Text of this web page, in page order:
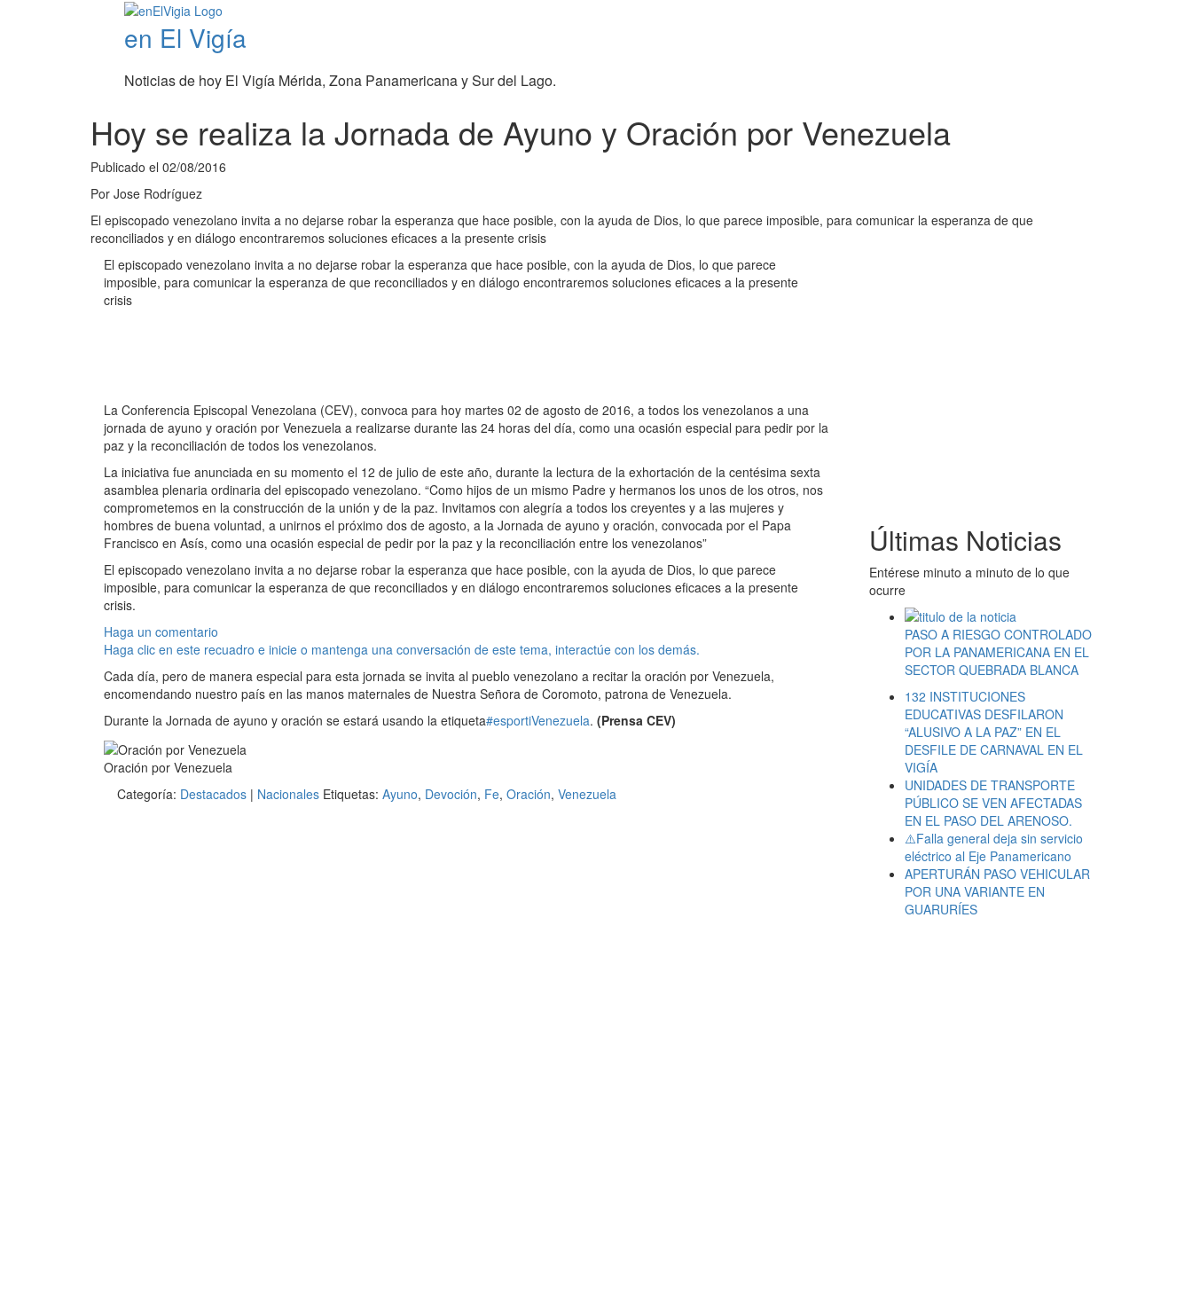
en El Vigía
Noticias de hoy El Vigía Mérida, Zona Panamericana y Sur del Lago.
Hoy se realiza la Jornada de Ayuno y Oración por Venezuela
Publicado el 02/08/2016
Por Jose Rodríguez
El episcopado venezolano invita a no dejarse robar la esperanza que hace posible, con la ayuda de Dios, lo que parece imposible, para comunicar la esperanza de que
reconciliados y en diálogo encontraremos soluciones eficaces a la presente crisis
El episcopado venezolano invita a no dejarse robar la esperanza que hace posible, con la ayuda de Dios, lo que parece
imposible, para comunicar la esperanza de que reconciliados y en diálogo encontraremos soluciones eficaces a la presente
crisis
La Conferencia Episcopal Venezolana (CEV), convoca para hoy martes 02 de agosto de 2016, a todos los venezolanos a una
jornada de ayuno y oración por Venezuela a realizarse durante las 24 horas del día, como una ocasión especial para pedir por la
paz y la reconciliación de todos los venezolanos.
La iniciativa fue anunciada en su momento el 12 de julio de este año, durante la lectura de la exhortación de la centésima sexta
asamblea plenaria ordinaria del episcopado venezolano. “Como hijos de un mismo Padre y hermanos los unos de los otros, nos
comprometemos en la construcción de la unión y de la paz. Invitamos con alegría a todos los creyentes y a las mujeres y
hombres de buena voluntad, a unirnos el próximo dos de agosto, a la Jornada de ayuno y oración, convocada por el Papa
Francisco en Asís, como una ocasión especial de pedir por la paz y la reconciliación entre los venezolanos”
El episcopado venezolano invita a no dejarse robar la esperanza que hace posible, con la ayuda de Dios, lo que parece
imposible, para comunicar la esperanza de que reconciliados y en diálogo encontraremos soluciones eficaces a la presente
crisis.
Haga un comentario
Haga clic en este recuadro e inicie o mantenga una conversación de este tema, interactúe con los demás.
Cada día, pero de manera especial para esta jornada se invita al pueblo venezolano a recitar la oración por Venezuela,
encomendando nuestro país en las manos maternales de Nuestra Señora de Coromoto, patrona de Venezuela.
Durante la Jornada de ayuno y oración se estará usando la etiqueta‪#‎esportiVenezuela‬. (Prensa CEV)
Oración por Venezuela
Categoría: Destacados | Nacionales Etiquetas: Ayuno, Devoción, Fe, Oración, Venezuela
Últimas Noticias
Entérese minuto a minuto de lo que
ocurre
PASO A RIESGO CONTROLADO
POR LA PANAMERICANA EN EL
SECTOR QUEBRADA BLANCA
132 INSTITUCIONES
EDUCATIVAS DESFILARON
“ALUSIVO A LA PAZ” EN EL
DESFILE DE CARNAVAL EN EL
VIGÍA
UNIDADES DE TRANSPORTE
PÚBLICO SE VEN AFECTADAS
EN EL PASO DEL ARENOSO.
⚠️Falla general deja sin servicio
eléctrico al Eje Panamericano
APERTURÁN PASO VEHICULAR
POR UNA VARIANTE EN
GUARURÍES